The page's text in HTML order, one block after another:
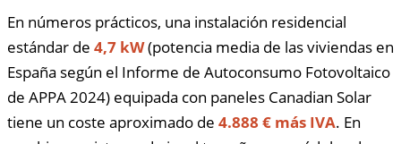
En números prácticos, una instalación residencial
estándar de 4,7 kW(potencia media de las viviendas en
España según el Informe de Autoconsumo Fotovoltaico
de APPA 2024) equipada con paneles Canadian Solar
tiene un coste aproximado de 4.888 € más IVA. En